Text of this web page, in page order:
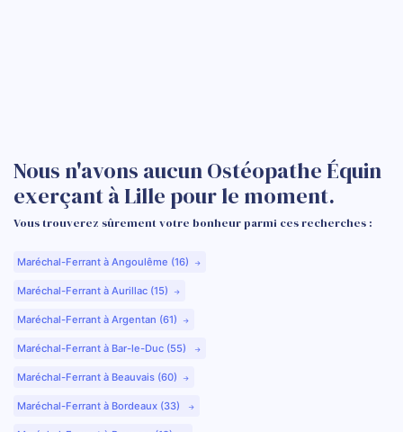
Nous n'avons aucun Ostéopathe Équin
exerçant à Lille pour le moment.
Vous trouverez sûrement votre bonheur parmi ces recherches :
Maréchal-Ferrant à Angoulême (16)
Maréchal-Ferrant à Aurillac (15)
Maréchal-Ferrant à Argentan (61)
Maréchal-Ferrant à Bar-le-Duc (55)
Maréchal-Ferrant à Beauvais (60)
Maréchal-Ferrant à Bordeaux (33)